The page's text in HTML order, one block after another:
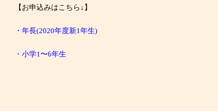
【お申込みはこちら↓】
・年長(2020年度新1年生)
・小学1〜6年生